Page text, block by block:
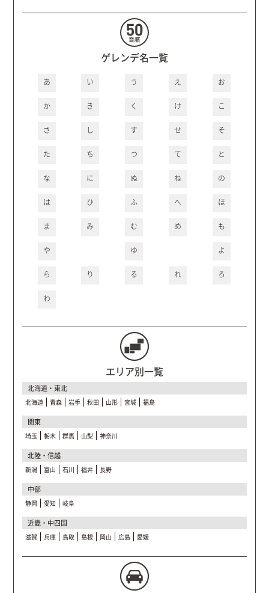
ゲレンデ名一覧
あ い う え お
か き く け こ
さ し す せ そ
た ち つ て と
な に ぬ ね の
は ひ ふ へ ほ
ま み む め も
や ゆ よ
ら り る れ ろ
わ
エリア別一覧
北海道・東北
北海道 青森 岩手 秋田 山形 宮城 福島
関東
埼玉 栃木 群馬 山梨 神奈川
北陸・信越
新潟 富山 石川 福井 長野
中部
静岡 愛知 岐阜
近畿・中四国
滋賀 兵庫 鳥取 島根 岡山 広島 愛媛